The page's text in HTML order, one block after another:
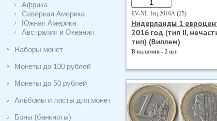
Африка
Северная Америка
Южная Америка
Австралия и Океания
Наборы монет
Монеты до 100 рублей
Монеты до 50 рублей
Альбомы и листы для монет
Боны (банкноты)
EV-NL 1ец 2016А (25)
Нидерланды 1
2016 год (тип II,
тип) (Виллем)
В наличии - 2 шт.